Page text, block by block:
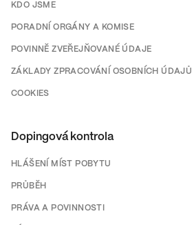
KDO JSME
PORADNÍ ORGÁNY A KOMISE
POVINNĚ ZVEŘEJŇOVANÉ ÚDAJE
ZÁKLADY ZPRACOVÁNÍ OSOBNÍCH ÚDAJŮ
COOKIES
Dopingová kontrola
HLÁŠENÍ MÍST POBYTU
PRŮBĚH
PRÁVA A POVINNOSTI